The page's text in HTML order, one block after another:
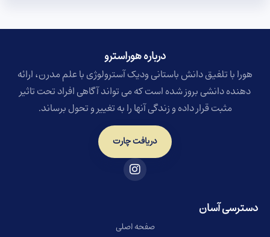
درباره هوراسترو​
هورا با تلفیق دانش باستانی ودیک آسترولوژی با علم مدرن، ارائه
دهنده دانشی بروز شده است که می تواند آگاهی افراد تحت تاثیر
مثبت قرار داده و زندگی آنها را به تغییر و تحول برساند.
دریافت چارت
دسترسی آسان
صفحه اصلی